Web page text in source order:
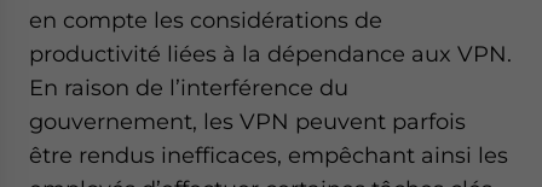
en compte les considérations de
productivité liées à la dépendance aux VPN.
En raison de l’interférence du
gouvernement, les VPN peuvent parfois
être rendus inefficaces, empêchant ainsi les